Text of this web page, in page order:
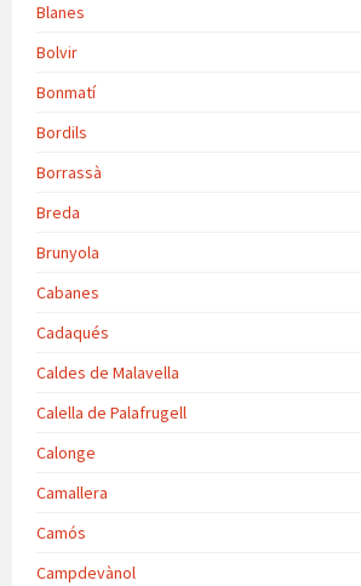
Blanes
Bolvir
Bonmatí
Bordils
Borrassà
Breda
Brunyola
Cabanes
Cadaqués
Caldes de Malavella
Calella de Palafrugell
Calonge
Camallera
Camós
Campdevànol